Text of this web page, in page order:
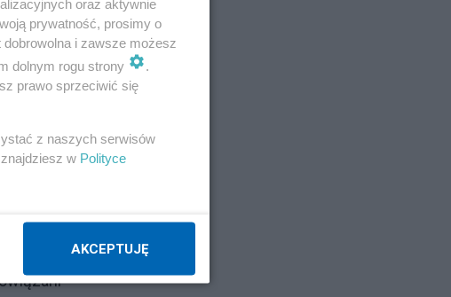
oraz aktywnie
prywatność, prosimy o
dobrowolna i zawsze możesz
dolnym rogu strony
.
prawo sprzeciwić się
z naszych serwisów
w Polityce
AKCEPTUJĘ